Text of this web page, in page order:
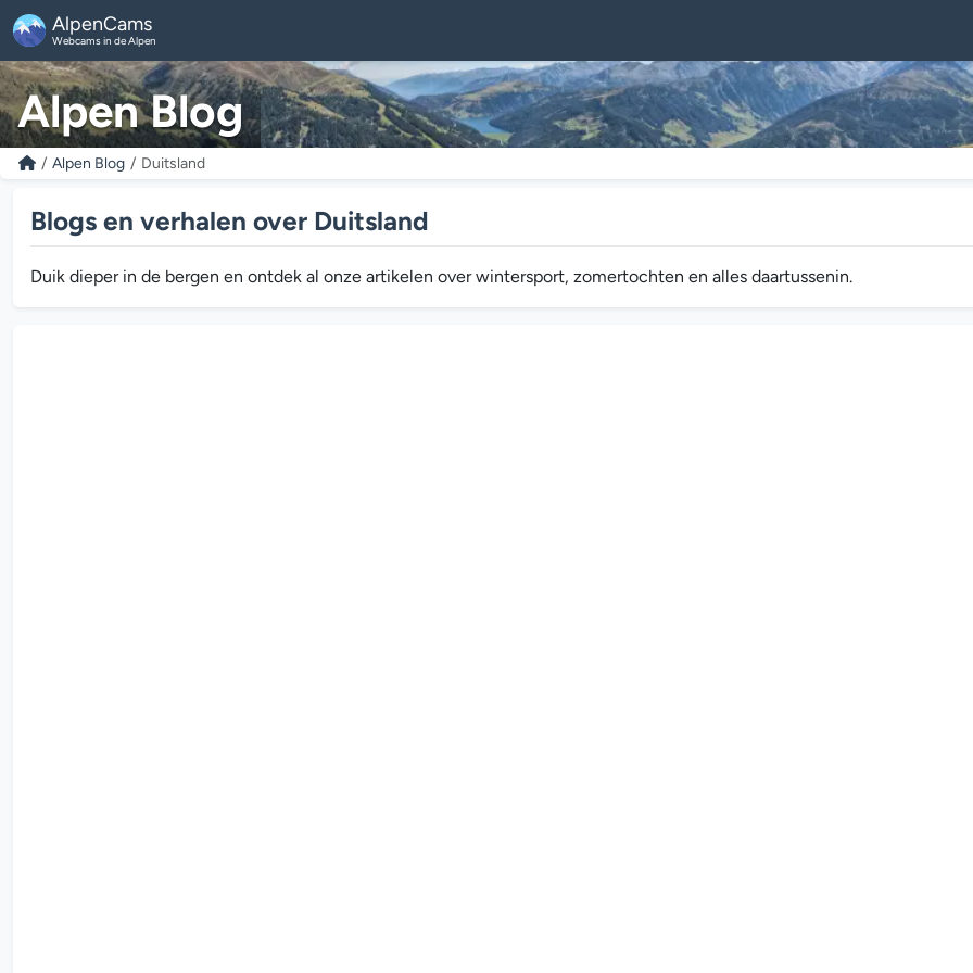
AlpenCams
Webcams in de Alpen
Alpen Blog
Alpen Blog Duitsland
Blogs en verhalen over Duitsland
Duik dieper in de bergen en ontdek al onze artikelen over wintersport, zomertochten en alles daartussenin.